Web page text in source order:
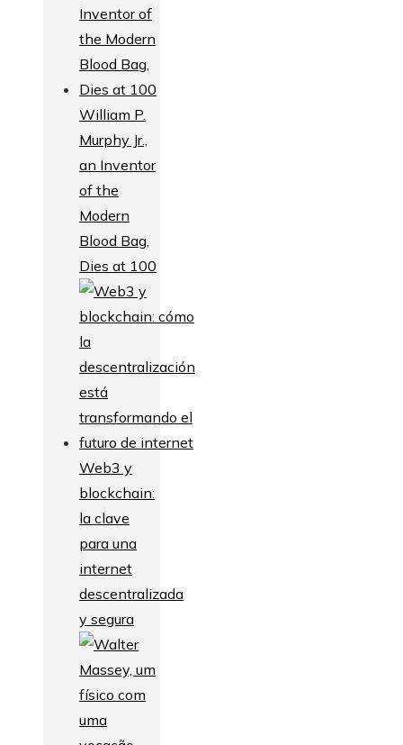
William P.
Murphy Jr.,
an Inventor
of the
Modern
Blood Bag,
Dies at 100
Web3 y
blockchain:
la clave
para una
internet
descentralizada
y segura